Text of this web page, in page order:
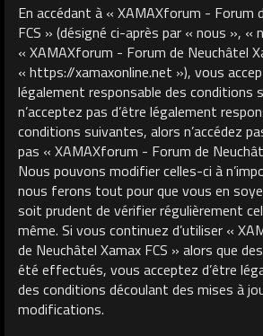
En accédant à « XAMAXforum - Forum
FCS » (désigné ci-après par « nous », «
« XAMAXforum - Forum de Neuchâtel
« https://xamaxonline.net »), vous
légalement responsable des conditions
n’acceptez pas d’être légalement
conditions suivantes, alors n’accédez
pas « XAMAXforum - Forum de
Nous pouvons modifier celles-ci à
nous ferons tout pour que vous en
soit prudent de vérifier régulièrement
même. Si vous continuez d’utiliser «
de Neuchâtel Xamax FCS » alors que
été effectués, vous acceptez d’être
des conditions découlant des mises à
modifications.